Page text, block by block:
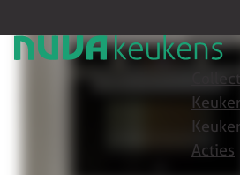
Acties